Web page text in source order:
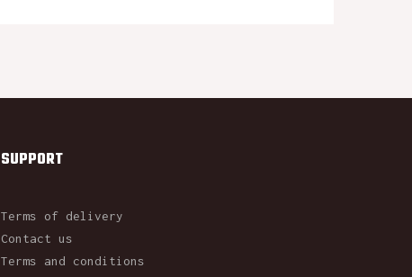
SUPPORT
Terms of delivery
Contact us
Terms and conditions